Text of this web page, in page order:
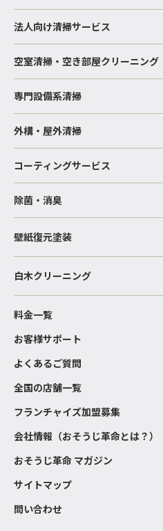
法人向け清掃サービス
空室清掃・空き部屋クリーニング
専門設備系清掃
外構・屋外清掃
コーティングサービス
除菌・消臭
壁紙復元塗装
白木クリーニング
料金一覧
お客様サポート
よくあるご質問
全国の店舗一覧
フランチャイズ加盟募集
会社情報（おそうじ革命とは？）
おそうじ革命 マガジン
サイトマップ
問い合わせ